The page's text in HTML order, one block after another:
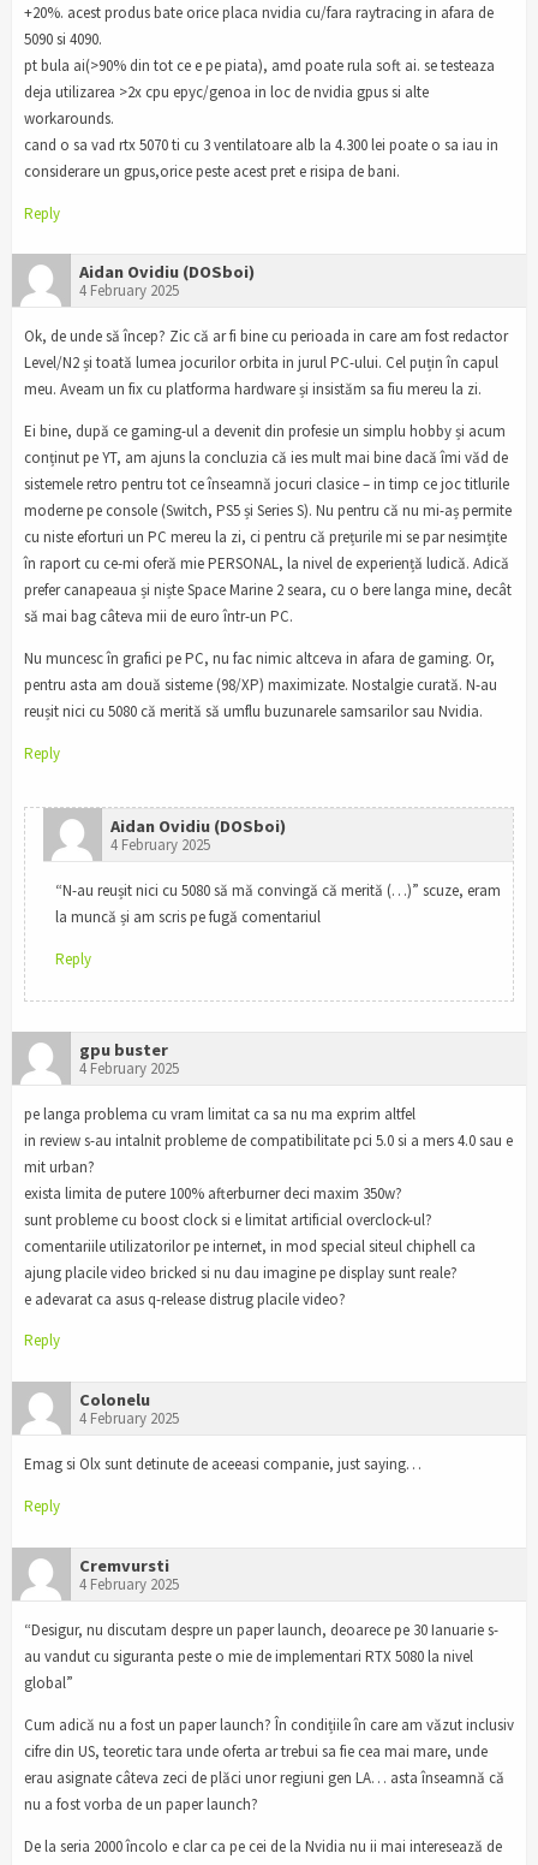
+20%. acest produs bate orice placa nvidia cu/fara raytracing in afara de
5090 si 4090.
pt bula ai(>90% din tot ce e pe piata), amd poate rula soft ai. se testeaza
deja utilizarea >2x cpu epyc/genoa in loc de nvidia gpus si alte
workarounds.
cand o sa vad rtx 5070 ti cu 3 ventilatoare alb la 4.300 lei poate o sa iau in
considerare un gpus,orice peste acest pret e risipa de bani.
Reply
Aidan Ovidiu (DOSboi)
4 February 2025
Ok, de unde să încep? Zic că ar fi bine cu perioada in care am fost redactor
Level/N2 și toată lumea jocurilor orbita in jurul PC-ului. Cel puțin în capul
meu. Aveam un fix cu platforma hardware și insistăm sa fiu mereu la zi.
Ei bine, după ce gaming-ul a devenit din profesie un simplu hobby și acum
conținut pe YT, am ajuns la concluzia că ies mult mai bine dacă îmi văd de
sistemele retro pentru tot ce înseamnă jocuri clasice – in timp ce joc titlurile
moderne pe console (Switch, PS5 și Series S). Nu pentru că nu mi-aș permite
cu niste eforturi un PC mereu la zi, ci pentru că prețurile mi se par nesimțite
în raport cu ce-mi oferă mie PERSONAL, la nivel de experiență ludică. Adică
prefer canapeaua și niște Space Marine 2 seara, cu o bere langa mine, decât
să mai bag câteva mii de euro într-un PC.
Nu muncesc în grafici pe PC, nu fac nimic altceva in afara de gaming. Or,
pentru asta am două sisteme (98/XP) maximizate. Nostalgie curată. N-au
reușit nici cu 5080 că merită să umflu buzunarele samsarilor sau Nvidia.
Reply
Aidan Ovidiu (DOSboi)
4 February 2025
“N-au reușit nici cu 5080 să mă convingă că merită (…)” scuze, eram
la muncă și am scris pe fugă comentariul
Reply
gpu buster
4 February 2025
pe langa problema cu vram limitat ca sa nu ma exprim altfel
in review s-au intalnit probleme de compatibilitate pci 5.0 si a mers 4.0 sau e
mit urban?
exista limita de putere 100% afterburner deci maxim 350w?
sunt probleme cu boost clock si e limitat artificial overclock-ul?
comentariile utilizatorilor pe internet, in mod special siteul chiphell ca
ajung placile video bricked si nu dau imagine pe display sunt reale?
e adevarat ca asus q-release distrug placile video?
Reply
Colonelu
4 February 2025
Emag si Olx sunt detinute de aceeasi companie, just saying…
Reply
Cremvursti
4 February 2025
“Desigur, nu discutam despre un paper launch, deoarece pe 30 Ianuarie s-
au vandut cu siguranta peste o mie de implementari RTX 5080 la nivel
global”
Cum adică nu a fost un paper launch? În condițiile în care am văzut inclusiv
cifre din US, teoretic tara unde oferta ar trebui sa fie cea mai mare, unde
erau asignate câteva zeci de plăci unor regiuni gen LA… asta înseamnă că
nu a fost vorba de un paper launch?
De la seria 2000 încolo e clar ca pe cei de la Nvidia nu ii mai interesează de